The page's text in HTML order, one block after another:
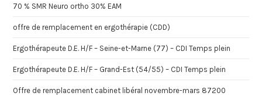
70 % SMR Neuro ortho 30% EAM
offre de remplacement en ergothérapie (CDD)
Ergothérapeute D.E. H/F – Seine-et-Marne (77) – CDI Temps plein
Ergothérapeute D.E. H/F – Grand-Est (54/55) – CDI Temps plein
Offre de remplacement cabinet libéral novembre-mars 87200